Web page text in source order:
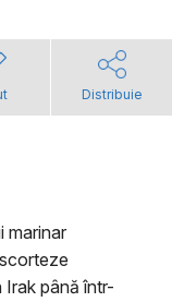
Distribuie
marinar
Irak până într-